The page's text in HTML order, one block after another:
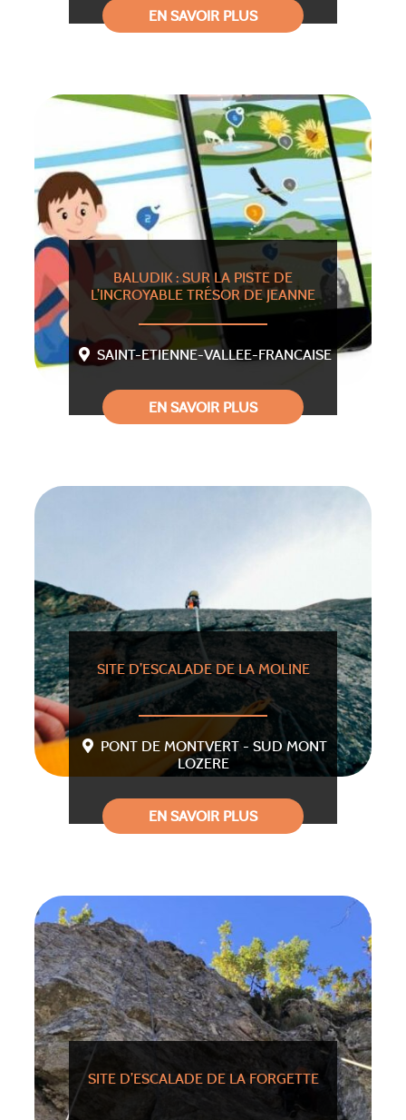
EN SAVOIR PLUS
BALUDIK : SUR LA PISTE DE
L’INCROYABLE TRÉSOR DE JEANNE
SAINT-ETIENNE-VALLEE-FRANCAISE
EN SAVOIR PLUS
SITE D’ESCALADE DE LA MOLINE
PONT DE MONTVERT - SUD MONT
LOZERE
EN SAVOIR PLUS
SITE D’ESCALADE DE LA FORGETTE